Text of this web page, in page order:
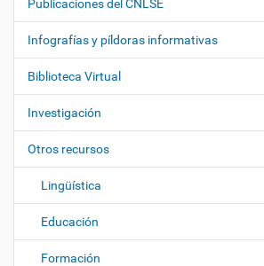
e
g
a
c
i
ó
n
Publicaciones del CNLSE
Infografías y píldoras informativas
Biblioteca Virtual
Investigación
Otros recursos
Lingüística
Educación
Formación